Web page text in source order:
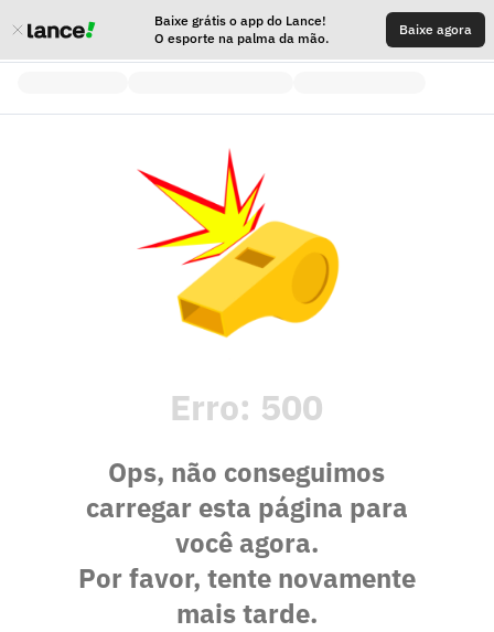
Baixe grátis o app do Lance!
O esporte na palma da mão.
Baixe agora
Erro: 500
Ops, não conseguimos
carregar esta página para
você agora.
Por favor, tente novamente
mais tarde.